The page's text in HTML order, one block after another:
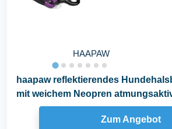
HAAPAW
haapaw reflektierendes
mit weichem Neopren
Nylon...
Zum Angebot